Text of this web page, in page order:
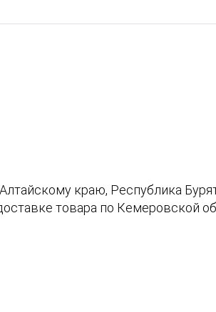
краю, Республика
товара по Кемеровской